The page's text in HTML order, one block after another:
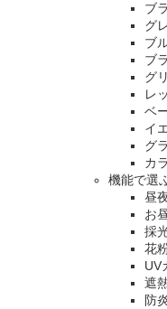
ブ
グ
ブ
ブ
グ
レ
ベ
イ
グ
カ
機能で選
昼
お
採
花
UV
遮
防